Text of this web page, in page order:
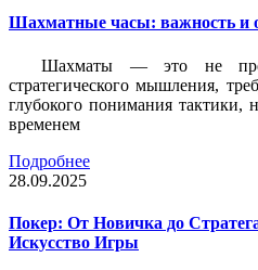
Шахматные часы: важность и
Шахматы — это не
стратегического мышления,
глубокого понимания тактики,
временем
Подробнее
28.09.2025
Покер: От Новичка до
Искусство Игры